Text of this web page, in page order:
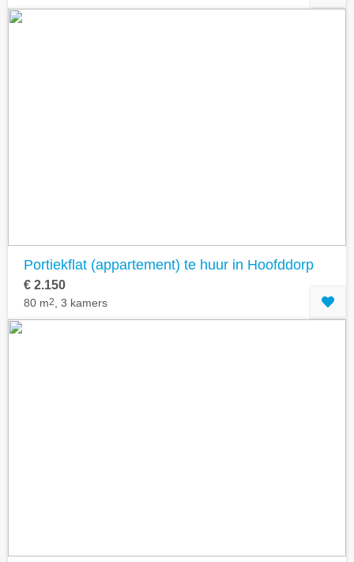
Portiekflat (appartement) te huur in Hoofddorp
€ 2.150
80 m2 , 3 kamers